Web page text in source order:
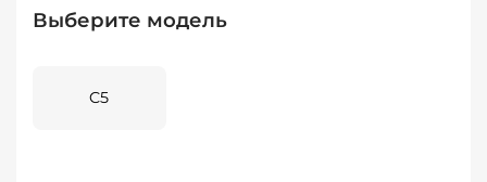
Выберите модель
C5